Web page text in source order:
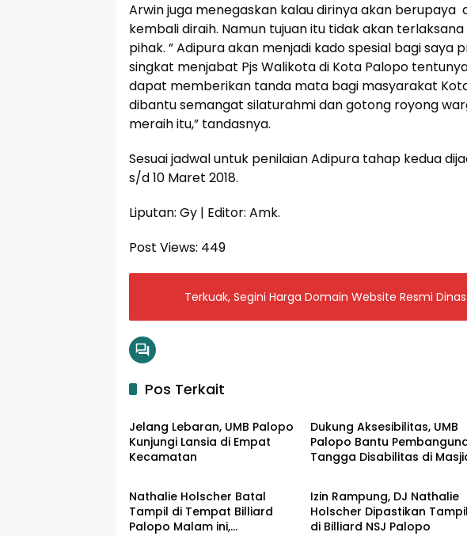
Arwin juga menegaskan kalau dirinya akan berupaya
kembali diraih. Namun tujuan itu tidak akan
pihak. ” Adipura akan menjadi kado spesial bagi saya
singkat menjabat Pjs Walikota di Kota Palopo
dapat memberikan tanda mata bagi masyarakat
dibantu semangat silaturahmi dan gotong royong
meraih itu,” tandasnya.
Sesuai jadwal untuk penilaian Adipura tahap kedua
s/d 10 Maret 2018.
Liputan: Gy | Editor: Amk.
Post Views: 449
Terkuak, Segini Harga Domain Website Resmi
Pos Terkait
Input Palopo
Jelang Lebaran, UMB Palopo
Kunjungi Lansia di Empat
Kecamatan
Dukung Aksesibilitas, UMB
Palopo Bantu
Tangga Disabilitas di
Input Palopo
Nathalie Holscher Batal
Tampil di Tempat Billiard
Palopo Malam ini,
Input Palopo
Izin Rampung, DJ Nathalie
Holscher Dipastikan Tampil
di Billiard NSJ Palopo